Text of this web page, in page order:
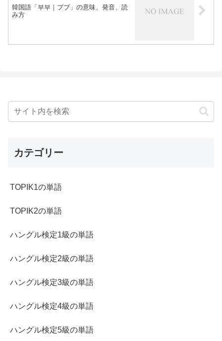
韓国語「부부｜プブ」の意味、発音、読
み方
カテゴリー
TOPIK1の単語
TOPIK2の単語
ハングル検定1級の単語
ハングル検定2級の単語
ハングル検定3級の単語
ハングル検定4級の単語
ハングル検定5級の単語